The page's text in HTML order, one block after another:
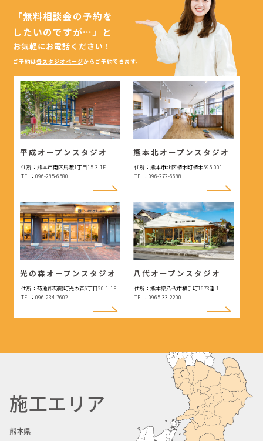
「無料相談会の予約を
したいのですが…」
と
お気軽にお電話ください！
ご予約は各スタジオページからご予約できます。
平成オープンスタジオ
住所：熊本市南区馬渡1丁目15-3-1F
TEL：096-285-6580
熊本北オープンスタジオ
住所：熊本市北区植木町植木595-001
TEL：096-272-6688
光の森オープンスタジオ
住所：菊池郡菊陽町光の森6丁目20-1-1F
TEL：096-234-7602
八代オープンスタジオ
住所：熊本県八代市横手町1673番１
TEL：0965-33-2200
施工エリア
熊本県